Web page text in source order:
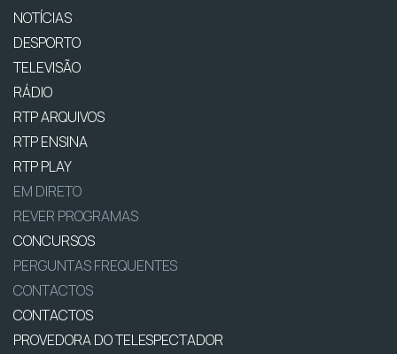
NOTÍCIAS
DESPORTO
TELEVISÃO
RÁDIO
RTP ARQUIVOS
RTP ENSINA
RTP PLAY
EM DIRETO
REVER PROGRAMAS
CONCURSOS
PERGUNTAS FREQUENTES
CONTACTOS
CONTACTOS
PROVEDORA DO TELESPECTADOR